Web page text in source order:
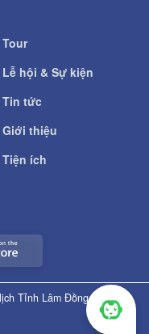
Tour
Lễ hội & Sự kiện
Tin tức
Giới thiệu
Tiện ích
Tỉnh Lâm Đồng